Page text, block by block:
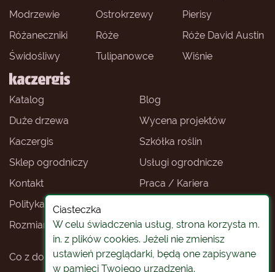
Ciasteczka
W celu świadczenia usług, strona korzysta m.
in. z plików cookies. Jeżeli nie zmienisz
ustawień przeglądarki, będą one zapisywane
w pamięci Twojego urządzenia.
Katalog
Blog
Duże drzewa
Wycena projektów
Kaczergis
Szkółka roślin
Sklep ogrodniczy
Usługi ogrodnicze
Kontakt
Praca / Kariera
Polityka prywatności
Rozmiary roślin
Sklep ogrodniczy -
Wrocław
Co z doniczkami
Rośliny na pniu
Modrzewie
Ostrokrzewy
Pierisy
Różaneczniki
Róże
Róże David Austin
Świdośliwy
Tulipanowce Wiśnie